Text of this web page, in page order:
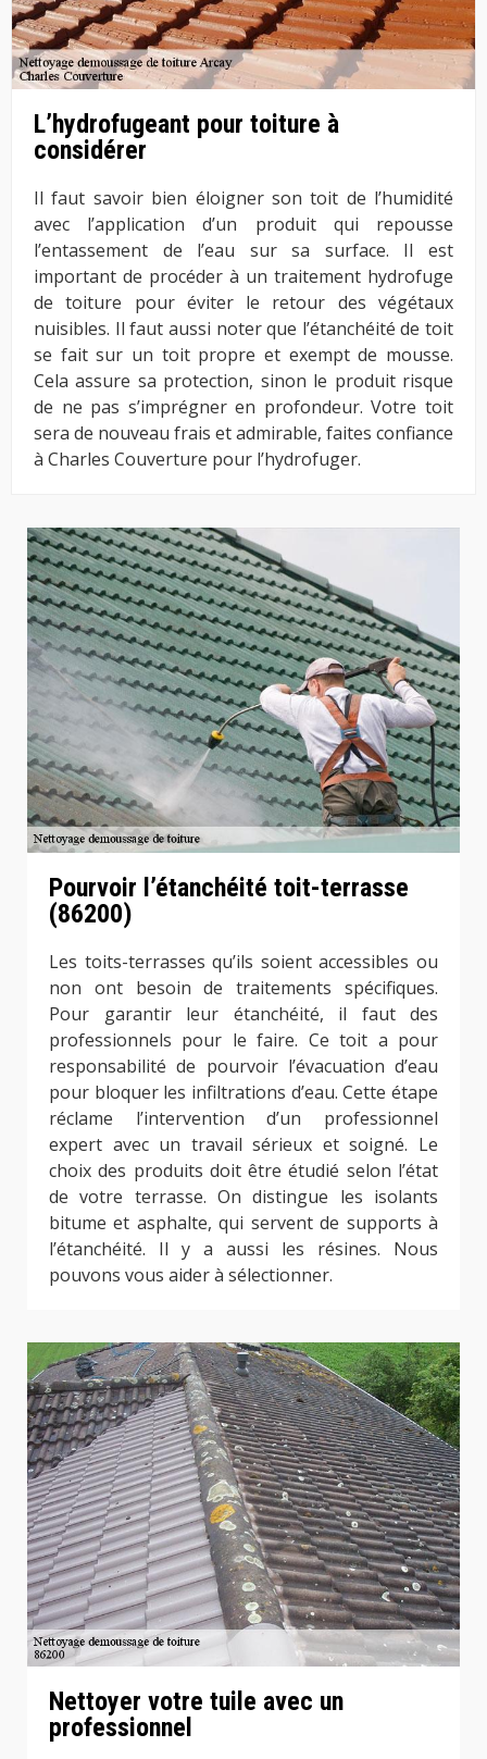
L’hydrofugeant pour toiture à
considérer
Il faut savoir bien éloigner son toit de l’humidité
avec l’application d’un produit qui repousse
l’entassement de l’eau sur sa surface. Il est
important de procéder à un traitement hydrofuge
de toiture pour éviter le retour des végétaux
nuisibles. Il faut aussi noter que l’étanchéité de toit
se fait sur un toit propre et exempt de mousse.
Cela assure sa protection, sinon le produit risque
de ne pas s’imprégner en profondeur. Votre toit
sera de nouveau frais et admirable, faites confiance
à Charles Couverture pour l’hydrofuger.
Pourvoir l’étanchéité toit-terrasse
(86200)
Les toits-terrasses qu’ils soient accessibles ou
non ont besoin de traitements spécifiques.
Pour garantir leur étanchéité, il faut des
professionnels pour le faire. Ce toit a pour
responsabilité de pourvoir l’évacuation d’eau
pour bloquer les infiltrations d’eau. Cette étape
réclame l’intervention d’un professionnel
expert avec un travail sérieux et soigné. Le
choix des produits doit être étudié selon l’état
de votre terrasse. On distingue les isolants
bitume et asphalte, qui servent de supports à
l’étanchéité. Il y a aussi les résines. Nous
pouvons vous aider à sélectionner.
Nettoyer votre tuile avec un
professionnel